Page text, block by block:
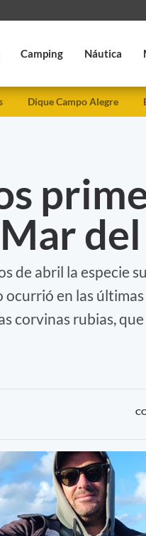
Camping Náutica
Dique Campo Alegre
de abril la especie
en las últimas
corvinas rubias,